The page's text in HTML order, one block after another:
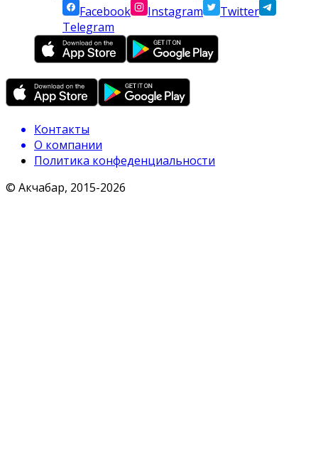
Facebook
Instagram
Twitter
Telegram
Контакты
О компании
Политика конфеденциальности
© Акчабар, 2015-2026